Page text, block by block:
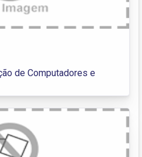
de Computadores e